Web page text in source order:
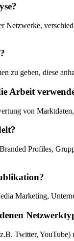
Netzwerke,
zu geben, diese
Arbeit
von
Profiles,
Marketing,
Twitter,